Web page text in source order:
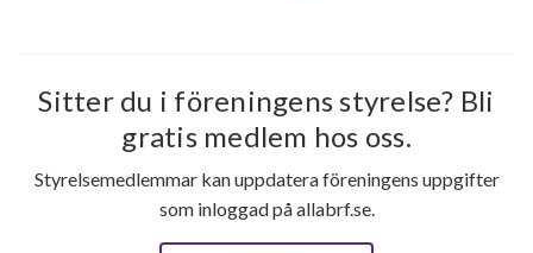
Sitter du i föreningens styrelse? Bli
gratis medlem hos oss.
Styrelsemedlemmar kan uppdatera föreningens uppgifter
som inloggad på allabrf.se.